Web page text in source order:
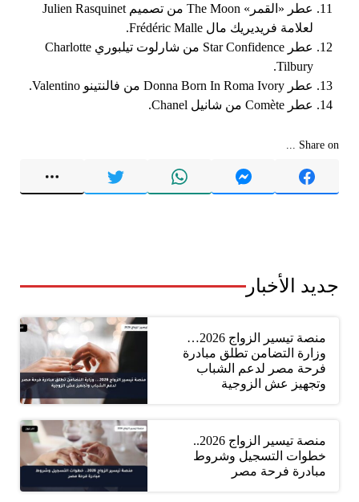
عطر «القمر» The Moon من تصميم Julien Rasquinet
لعلامة فريديريك مال Frédéric Malle.
عطر Star Confidence من شارلوت تيلبوري Charlotte
Tilbury.
عطر Donna Born In Roma Ivory من فالنتينو Valentino.
عطر Comète من شانيل Chanel.
Share on ...
جديد الأخبار
منصة تيسير الزواج 2026…
وزارة التضامن تطلق مبادرة
فرحة مصر لدعم الشباب
وتجهيز عش الزوجية
منصة تيسير الزواج 2026..
خطوات التسجيل وشروط
مبادرة فرحة مصر